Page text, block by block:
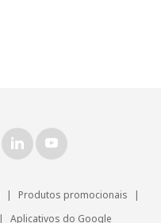
| Produtos promocionais
|
| Aplicativos do Google